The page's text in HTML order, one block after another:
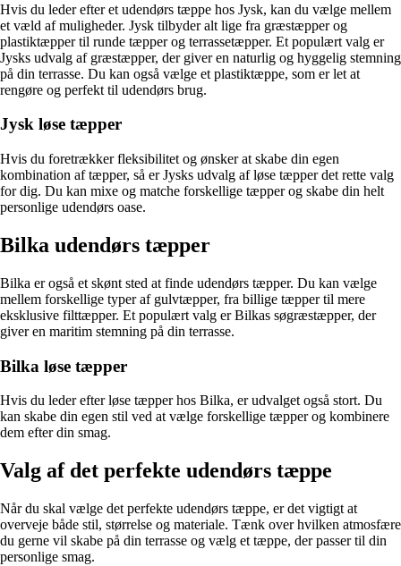
Hvis du leder efter et udendørs tæppe hos Jysk, kan du vælge mellem
et væld af muligheder. Jysk tilbyder alt lige fra græstæpper og
plastiktæpper til runde tæpper og terrassetæpper. Et populært valg er
Jysks udvalg af græstæpper, der giver en naturlig og hyggelig stemning
på din terrasse. Du kan også vælge et plastiktæppe, som er let at
rengøre og perfekt til udendørs brug.
Jysk løse tæpper
Hvis du foretrækker fleksibilitet og ønsker at skabe din egen
kombination af tæpper, så er Jysks udvalg af løse tæpper det rette valg
for dig. Du kan mixe og matche forskellige tæpper og skabe din helt
personlige udendørs oase.
Bilka udendørs tæpper
Bilka er også et skønt sted at finde udendørs tæpper. Du kan vælge
mellem forskellige typer af gulvtæpper, fra billige tæpper til mere
eksklusive filttæpper. Et populært valg er Bilkas søgræstæpper, der
giver en maritim stemning på din terrasse.
Bilka løse tæpper
Hvis du leder efter løse tæpper hos Bilka, er udvalget også stort. Du
kan skabe din egen stil ved at vælge forskellige tæpper og kombinere
dem efter din smag.
Valg af det perfekte udendørs tæppe
Når du skal vælge det perfekte udendørs tæppe, er det vigtigt at
overveje både stil, størrelse og materiale. Tænk over hvilken atmosfære
du gerne vil skabe på din terrasse og vælg et tæppe, der passer til din
personlige smag.